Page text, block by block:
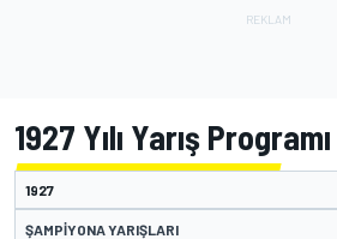
1927 Yılı Yarış Programı
ŞAMPIYONA YARIŞLARI